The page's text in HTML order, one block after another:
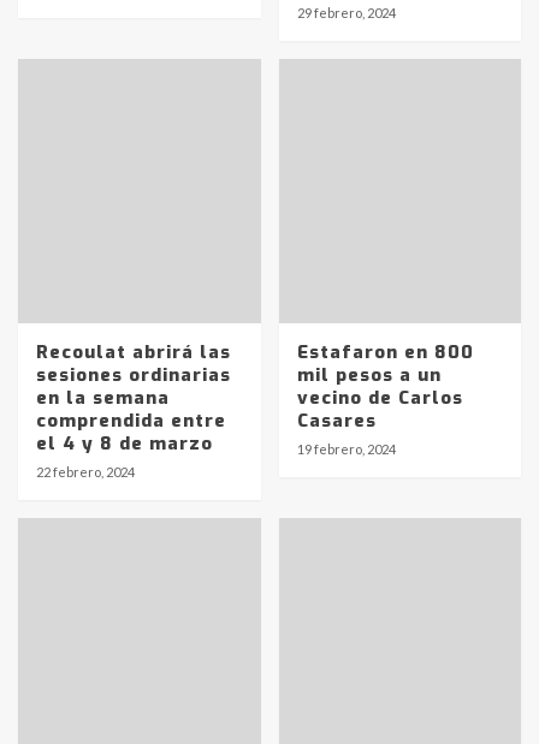
29 febrero, 2024
Recoulat abrirá las
sesiones ordinarias
en la semana
comprendida entre
el 4 y 8 de marzo
22 febrero, 2024
Estafaron en 800
mil pesos a un
vecino de Carlos
Casares
19 febrero, 2024
Identidad de los adolescentes
pampeanos que fueron